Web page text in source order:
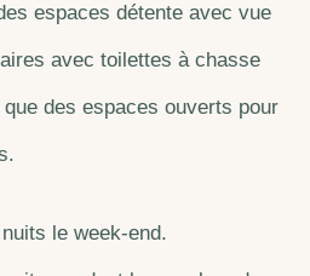
espaces détente avec vue
avec toilettes à chasse
des espaces ouverts pour
le week-end.